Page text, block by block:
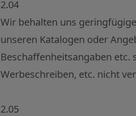
2.04
Wir behalten uns
unseren Katalogen oder
Beschaffenheitsangaben
Werbeschreiben, etc. nicht
2.05